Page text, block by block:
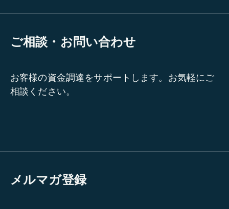
ご相談・お問い合わせ
お客様の資金調達をサポートします。お気軽にご
相談ください。
メルマガ登録